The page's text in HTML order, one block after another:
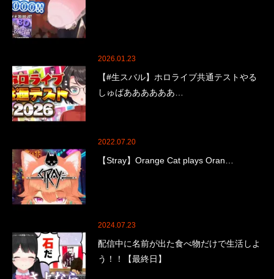
2026.01.23
【#生スバル】ホロライブ共通テストやる
しゅばああああああ…
2022.07.20
【Stray】Orange Cat plays Oran…
2024.07.23
配信中に名前が出た食べ物だけで生活しよ
う！！【最終日】